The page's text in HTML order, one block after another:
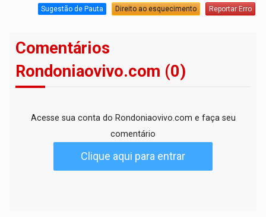
Sugestão de Pauta Direito ao esquecimento Reportar Erro
Comentários
Rondoniaovivo.com (0)
Acesse sua conta do Rondoniaovivo.com e faça seu
comentário
Clique aqui para entrar